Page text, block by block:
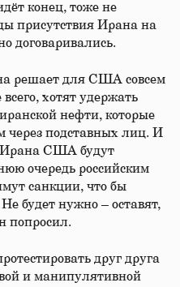
конец, тоже не
присутствия Ирана на
договаривались.
решает для США совсем
хотят удержать
нефти, которые
через подставных лиц. И
Ирана США будут
очередь российским
санкции, что бы
будет нужно – оставят,
попросил.
друг друга
и манипулятивной